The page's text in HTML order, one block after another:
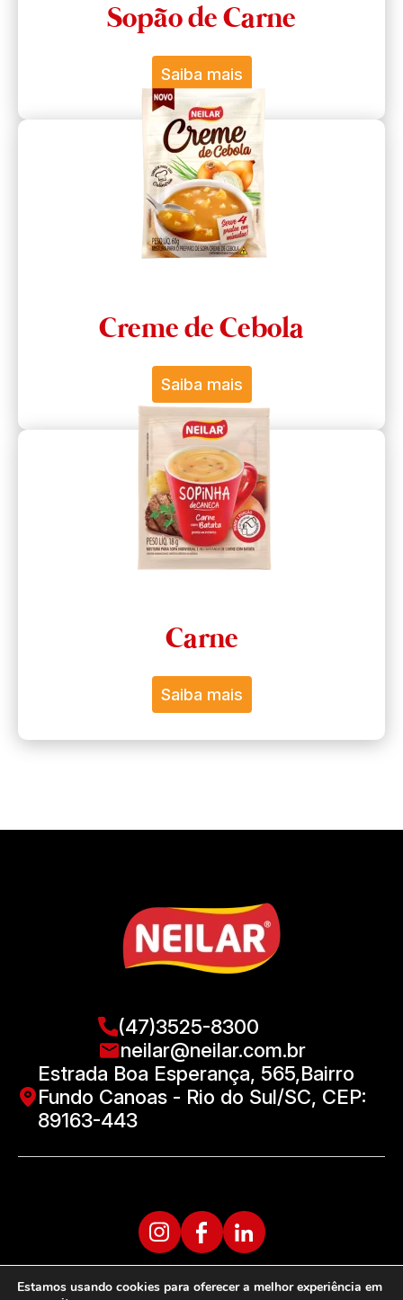
Sopão de Carne
Saiba mais
Creme de Cebola
Saiba mais
Carne
Saiba mais
(47)3525-8300
neilar@neilar.com.br
Estrada Boa Esperança, 565,Bairro
Fundo Canoas - Rio do Sul/SC, CEP:
89163-443
Estamos usando cookies para oferecer a melhor experiência em